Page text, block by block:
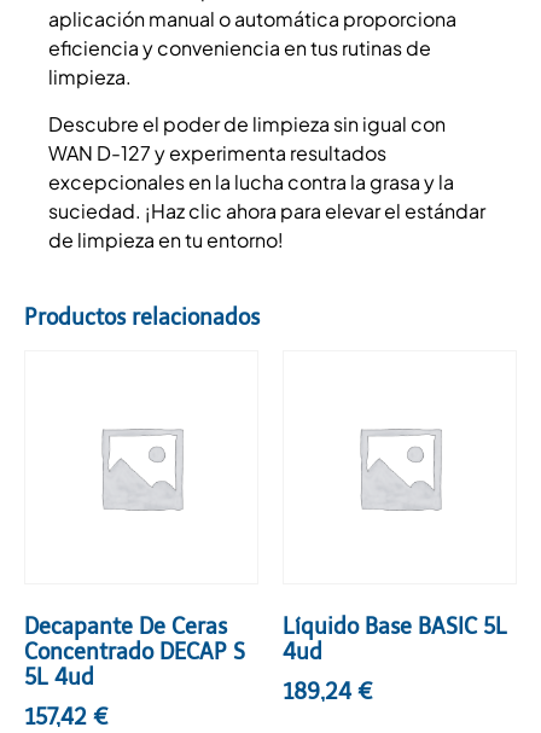
aplicación manual o automática proporciona
eficiencia y conveniencia en tus rutinas de
limpieza.
Descubre el poder de limpieza sin igual con
WAN D-127 y experimenta resultados
excepcionales en la lucha contra la grasa y la
suciedad. ¡Haz clic ahora para elevar el estándar
de limpieza en tu entorno!
Productos relacionados
Decapante De Ceras
Concentrado DECAP S
5L 4ud
157,42 €
Líquido Base BASIC 5L
4ud
189,24€